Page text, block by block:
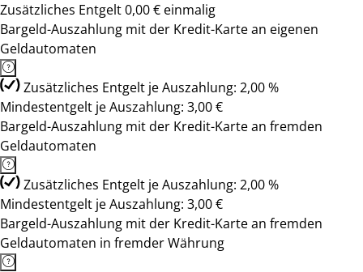
Zusätzliches Entgelt 0,00 € einmalig
Bargeld-Auszahlung mit der Kredit-Karte an eigenen
Geldautomaten
Zusätzliches Entgelt je Auszahlung: 2,00 %
Mindestentgelt je Auszahlung: 3,00 €
Bargeld-Auszahlung mit der Kredit-Karte an fremden
Geldautomaten
Zusätzliches Entgelt je Auszahlung: 2,00 %
Mindestentgelt je Auszahlung: 3,00 €
Bargeld-Auszahlung mit der Kredit-Karte an fremden
Geldautomaten in fremder Währung